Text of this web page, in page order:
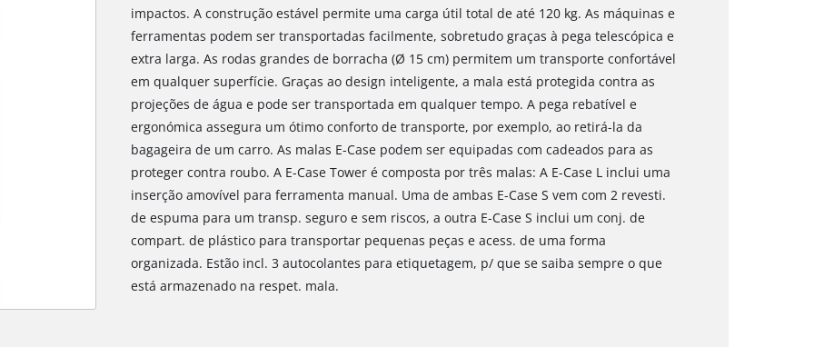
impactos. A construção estável permite uma carga útil total de até 120 kg. As máquinas e
ferramentas podem ser transportadas facilmente, sobretudo graças à pega telescópica e
extra larga. As rodas grandes de borracha (Ø 15 cm) permitem um transporte confortável
em qualquer superfície. Graças ao design inteligente, a mala está protegida contra as
projeções de água e pode ser transportada em qualquer tempo. A pega rebatível e
ergonómica assegura um ótimo conforto de transporte, por exemplo, ao retirá-la da
bagageira de um carro. As malas E-Case podem ser equipadas com cadeados para as
proteger contra roubo. A E-Case Tower é composta por três malas: A E-Case L inclui uma
inserção amovível para ferramenta manual. Uma de ambas E-Case S vem com 2 revesti.
de espuma para um transp. seguro e sem riscos, a outra E-Case S inclui um conj. de
compart. de plástico para transportar pequenas peças e acess. de uma forma
organizada. Estão incl. 3 autocolantes para etiquetagem, p/ que se saiba sempre o que
está armazenado na respet. mala.